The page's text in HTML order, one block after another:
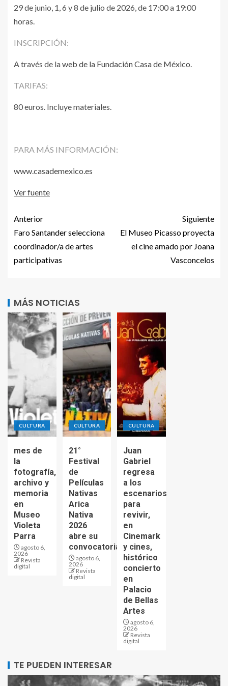
29 de junio, 1, 6 y 8 de julio de 2026, de 17:00 a 19:00
horas.
INSCRIPCIÓN:
A través de laweb de la Fundación Casa de México
TARIFAS:
80 euros. Incluye materiales.
PARA MÁS INFORMACIÓN:
www.casademexico.es
Ver fuente
Anterior
Faro Santander selecciona
coordinador/a de artes
participativas
Siguiente
El Museo Picasso proyecta
el cine amado por Joana
Vasconcelos
MÁS NOTICIAS
CULTURA
mes de
la
fotografía,
archivo y
memoria
en
Museo
Violeta
Parra
agosto 6,
2026
Revista
digital
CULTURA
21°
Festival
de
Películas
Nativas
Arica
Nativa
2026
abre su
convocatoria
agosto 6,
2026
Revista
digital
CULTURA
Juan
Gabriel
regresa
a los
escenarios
para
revivir,
en
Cinemark
y cines,
histórico
concierto
en
Palacio
de Bellas
Artes
agosto 6,
2026
Revista
digital
TE PUEDEN INTERESAR